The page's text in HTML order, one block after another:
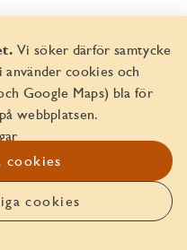
någon
mer om hur det funkar
hos JM.
Vi söker därför samtycke
cookies och
Google Maps) bla för
webbplatsen.
cookies
cookies